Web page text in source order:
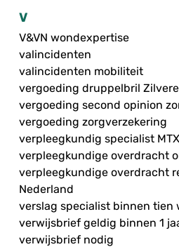
V
V&VN wondexpertise
valincidenten
valincidenten mobiliteit
vergoeding druppelbril
vergoeding second opinion
vergoeding zorgverzekering
verpleegkundig specialist MTX
verpleegkundige overdracht
verpleegkundige overdracht
Nederland
verslag specialist binnen tien
verwijsbrief geldig binnen 1
verwijsbrief nodig